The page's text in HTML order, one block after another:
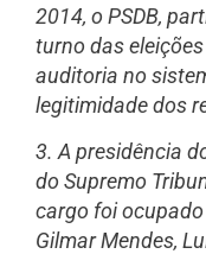
2014, o PSDB,
turno das
auditoria no
legitimidade dos
3. A presidência
do Supremo
cargo foi
Gilmar Mendes,